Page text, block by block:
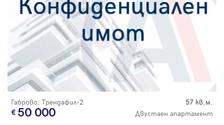
Габрово, Трендафил-2 57 кв.м.
50 000 Двустаен апартамент